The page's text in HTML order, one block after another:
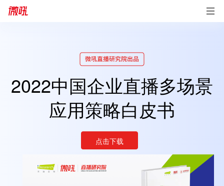
2022中国企业直播多场景
应用策略白皮书
点击下载